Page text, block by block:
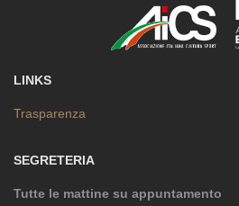
LINKS
Trasparenza
SEGRETERIA
Tutte le mattine su appuntamento